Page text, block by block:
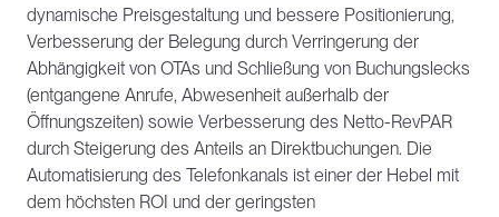
dynamische Preisgestaltung und bessere Positionierung,
Verbesserung der Belegung durch Verringerung der
Abhängigkeit von OTAs und Schließung von Buchungslecks
(entgangene Anrufe, Abwesenheit außerhalb der
Öffnungszeiten) sowie Verbesserung des Netto-RevPAR
durch Steigerung des Anteils an Direktbuchungen. Die
Automatisierung des Telefonkanals ist einer der Hebel mit
dem höchsten ROI und der geringsten